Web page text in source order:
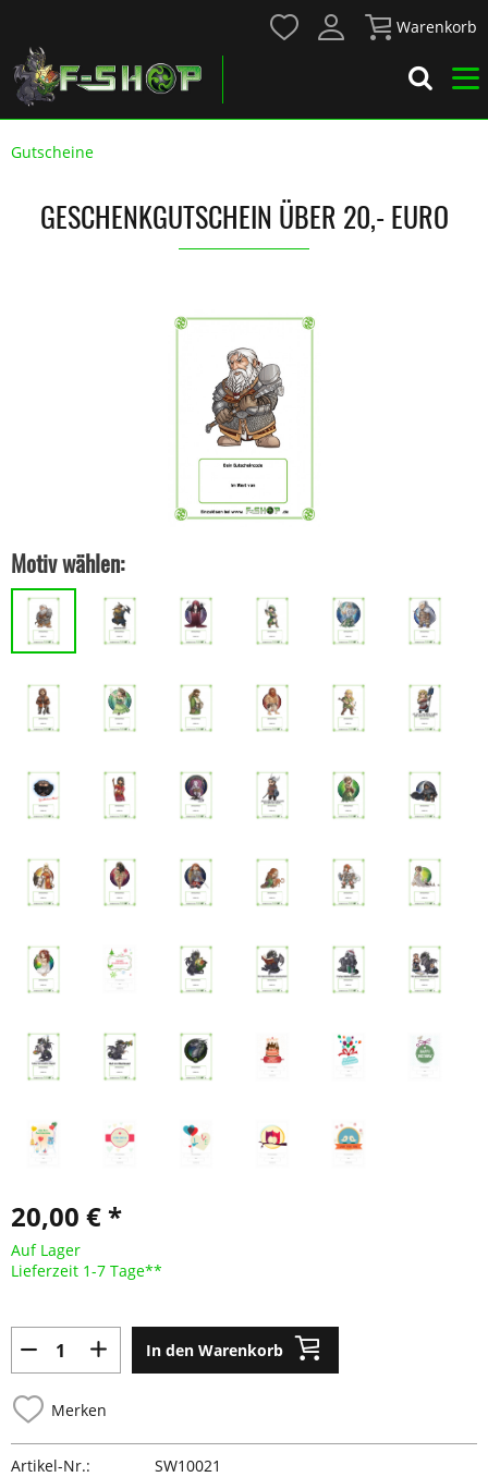
Warenkorb
Gutscheine
GESCHENKGUTSCHEIN ÜBER 20,- EURO
Motiv wählen:
20,00 € *
Auf Lager
Lieferzeit 1-7 Tage**
In den Warenkorb
Merken
Artikel-Nr.: SW10021